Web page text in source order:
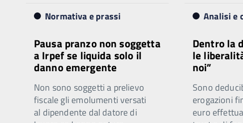
Normativa e prassi
Pausa pranzo non soggetta
a Irpef se liquida solo il
danno emergente
Non sono soggetti a prelievo
fiscale gli emolumenti versati
al dipendente dal datore di
Analisi e
Dentro la
le
noi”
Sono
erogazioni
euro